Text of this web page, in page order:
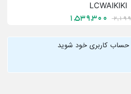
LCWAIKIKI
حساب کاربری خود شوید